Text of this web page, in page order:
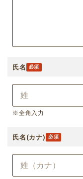
氏名
※全角入力
氏名(カナ)